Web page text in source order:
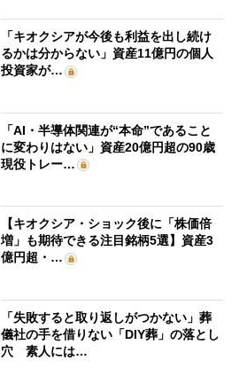
「キオクシアが今後も利益を出し続け
るかは分からない」資産11億円の個人
投資家が…
「AI・半導体関連が“本命”であること
に変わりはない」資産20億円超の90歳
現役トレー…
【キオクシア・ショック後に「株価倍
増」も期待できる注目銘柄5選】資産3
億円超・…
「失敗すると取り返しがつかない」葬
儀社の手を借りない「DIY葬」の落とし
穴 素人には…